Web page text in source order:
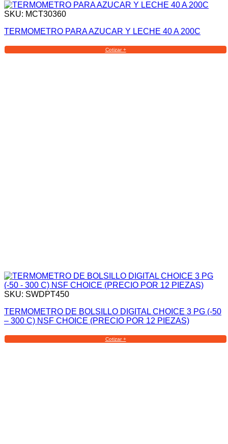
SKU: MCT30360
TERMOMETRO PARA AZUCAR Y LECHE 40 A 200C
Cotizar +
SKU: SWDPT450
TERMOMETRO DE BOLSILLO DIGITAL CHOICE 3 PG (-50
– 300 C) NSF CHOICE (PRECIO POR 12 PIEZAS)
Cotizar +